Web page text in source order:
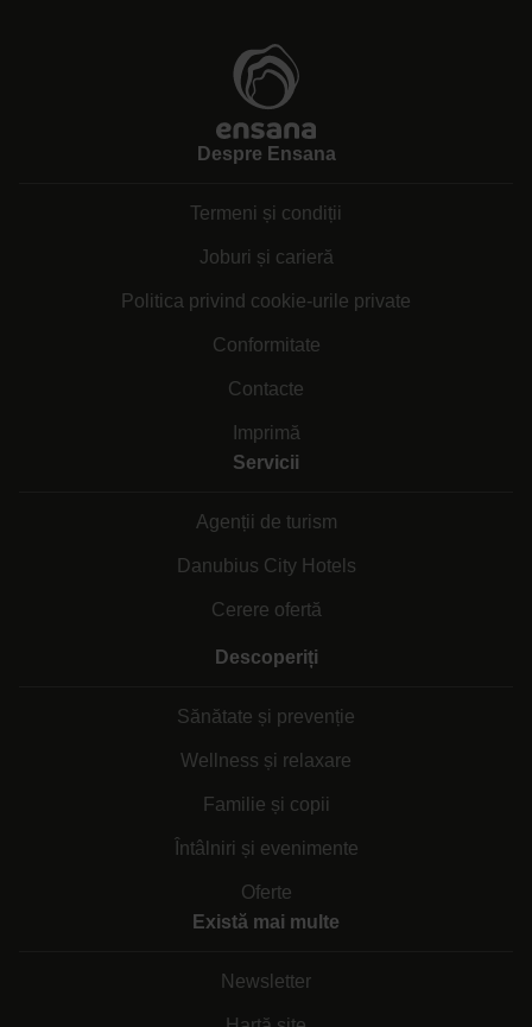
Despre Ensana
Termeni și condiții
Joburi și carieră
Politica privind cookie-urile private
Conformitate
Contacte
Imprimă
Servicii
Agenții de turism
Danubius City Hotels
Cerere ofertă
Descoperiți
Sănătate și prevenție
Wellness și relaxare
Familie și copii
Întâlniri și evenimente
Oferte
Există mai multe
Newsletter